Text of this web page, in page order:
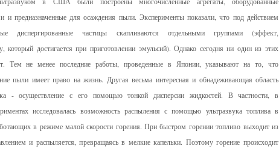
и предназначенные для осаждения пыли. Эксперименты показали, что под действием
диспергированные частицы скапливаются отдельными группами (эффект,
который достигается при приготовлении эмульсий). Однако сегодня ни один из этих
Тем не менее последние работы, проведенные в Японии, указывают на то, что
пыли имеет право на жизнь. Другая весьма интересная и обнадеживающая область
- осуществление с его помощью тонкой дисперсии жидкостей. В частности, в
исследовалась возможность распыления с помощью ультразвука топлива в
в режиме малой скорости горения. При быстром горении топливо выходит из
и распыляется, превращаясь в мелкие капельки. Поэтому горение происходит